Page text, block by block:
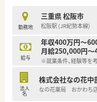
す。
【法人特徴について】
■全国規模で展開する
中心に東海・北陸エ
す。
■医薬品の製造販売
です。
■在宅訪問や未病・予
勤務地
三重県 松阪市
松阪駅 (JR紀勢本線)
給与
年収400万円～
月給250,000円～
※就業条件、経験等を
法人
名
株式会社なの花中
なの花薬局 おかわち